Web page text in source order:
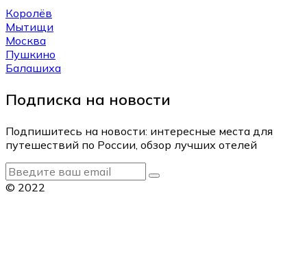
Королёв
Мытищи
Москва
Пушкино
Балашиха
Подписка на новости
Подпишитесь на новости: интересные места для
путешествий по России, обзор лучших отелей
© 2022